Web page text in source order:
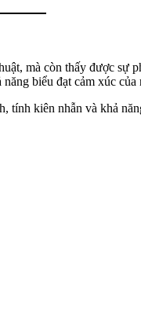
mà còn thấy được
biểu đạt cảm xúc của
kiên nhẫn và khả